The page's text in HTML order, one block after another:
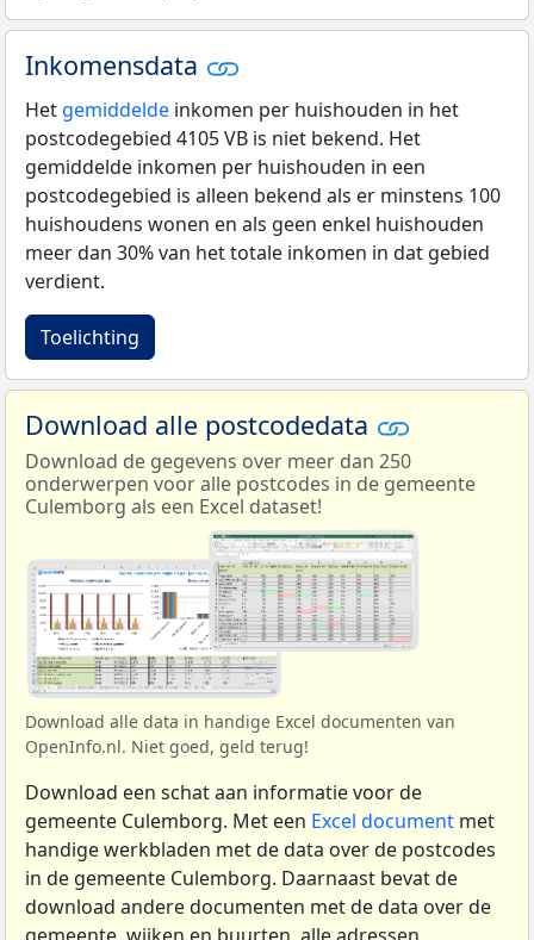
Inkomensdata
Het gemiddelde inkomen per huishouden in het
postcodegebied 4105 VB is niet bekend. Het
gemiddelde inkomen per huishouden in een
postcodegebied is alleen bekend als er minstens 100
huishoudens wonen en als geen enkel huishouden
meer dan 30% van het totale inkomen in dat gebied
verdient.
Toelichting
Download alle postcodedata
Download de gegevens over meer dan 250
onderwerpen voor alle postcodes in de gemeente
Culemborg als een Excel dataset!
Download alle data in handige Excel documenten van
OpenInfo.nl. Niet goed, geld terug!
Download een schat aan informatie voor de
gemeente Culemborg. Met een Excel document met
handige werkbladen met de data over de postcodes
in de gemeente Culemborg. Daarnaast bevat de
download andere documenten met de data over de